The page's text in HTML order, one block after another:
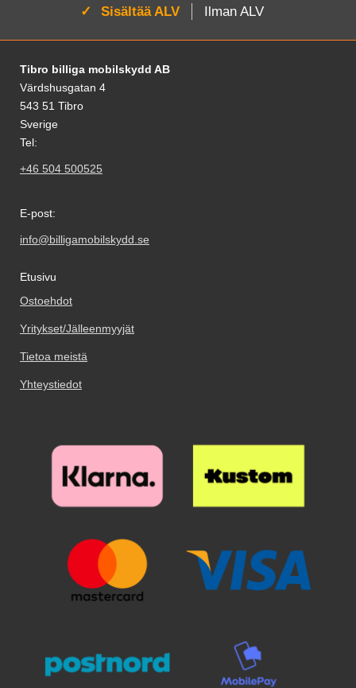
Aktivoi:
Sisältää ALV Ilman ALV
Alatunnisteen sisältö Sekalaista tietoa ja
Tibro billiga mobilskydd AB
Värdshusgatan 4
543 51 Tibro
Sverige
Tel:
+46 504 500525
E-post:
info@billigamobilskydd.se
Etusivu
Ostoehdot
Yritykset/Jälleenmyyjät
Tietoa meistä
Yhteystiedot